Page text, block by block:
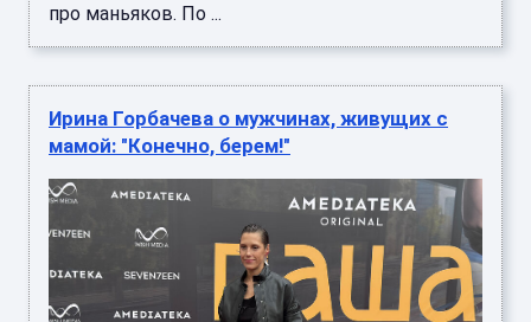
про маньяков. По ...
Ирина Горбачева о мужчинах, живущих с
мамой: "Конечно, берем!"